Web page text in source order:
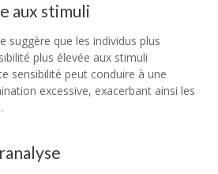
aux stimuli
suggère que les individus plus
plus élevée aux stimuli
sensibilité peut conduire à une
excessive, exacerbant ainsi les